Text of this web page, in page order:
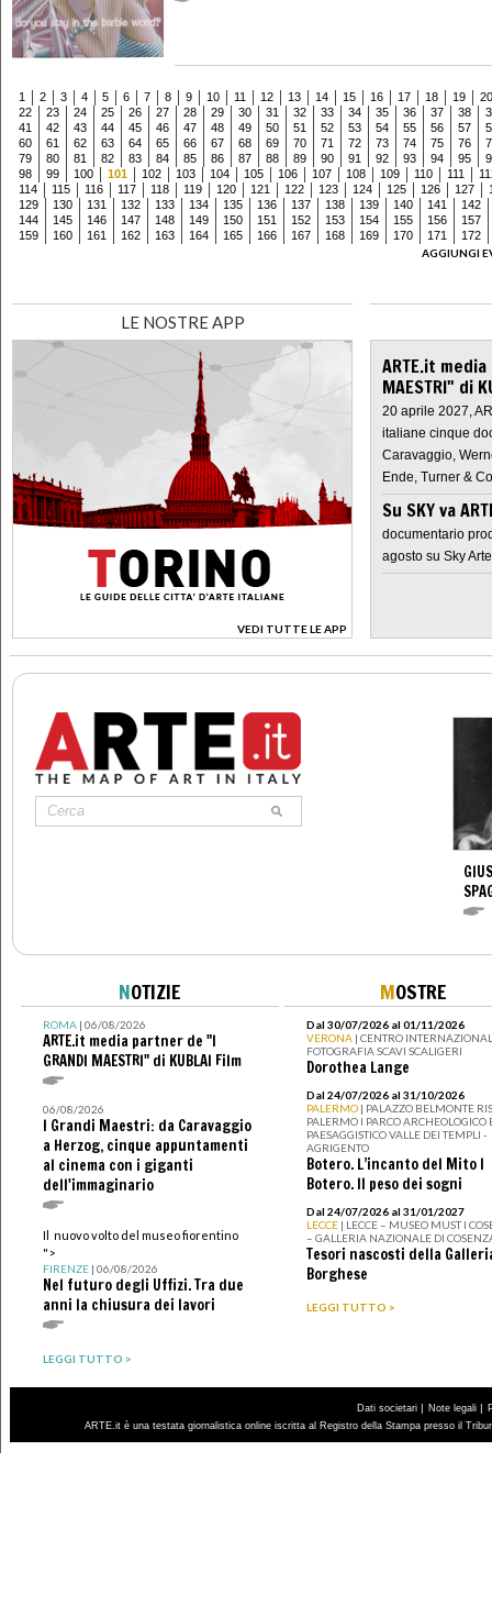
1 2 3 4 5 6 7 8 9 10 11 12 13 14 15 16 17 18 19
20
22
23 24 25 26 27 28 29 30 31 32 33 34 35 36 37 38
41
42 43 44 45 46 47 48 49 50 51 52 53 54 55 56 57
60
61 62 63 64 65 66 67 68 69 70 71 72 73 74 75 76
79
80 81 82 83 84 85 86 87 88 89 90 91 92 93 94 95
98
99 100 101 102 103 104 105 106 107 108 109 110 111
114
115 116 117 118 119 120 121 122 123 124 125 126 127
129
130 131 132 133 134 135 136 137 138 139 140 141
142
144
145 146 147 148 149 150 151 152 153 154 155 156
157
159
160 161 162 163 164 165 166 167 168 169 170 171
172
AGGIUNGI
LE NOSTRE APP
VEDI TUTTE LE APP
>
ARTE.it
MAESTRI" di
20 aprile 2027,
italiane cinque
Caravaggio,
Ende, Turner &
Su SKY va
documentario
agosto su Sky Arte
NOTIZIE
ROMA| 06/08/2026
ARTE.it media partner de "I
GRANDI MAESTRI" di KUBLAI Film
06/08/2026
I Grandi Maestri: da Caravaggio
a Herzog, cinque appuntamenti
al cinema con i giganti
dell'immaginario
Il nuovo volto del museo fiorentino
">
FIRENZE| 06/08/2026
Nel futuro degli Uffizi. Tra due
anni la chiusura dei lavori
LEGGI TUTTO >
MOSTRE
Dal 30/07/2026 al 01/11/2026
VERONA | CENTRO
FOTOGRAFIA SCAVI SCALIGERI
Dorothea Lange
Dal 24/07/2026 al 31/10/2026
PALERMO | PALAZZO BELMONTE
PALERMO I PARCO ARCHEOLOGICO
PAESAGGISTICO VALLE DEI TEMPLI -
AGRIGENTO
Botero. L’incanto del Mito I
Botero. Il peso dei sogni
Dal 24/07/2026 al 31/01/2027
LECCE | LECCE – MUSEO MUST I
– GALLERIA NAZIONALE DI
Tesori nascosti della
Borghese
LEGGI TUTTO >
Dati societari | Note legali |
ARTE.it è una testata giornalistica online iscritta al Registro della Stampa presso il